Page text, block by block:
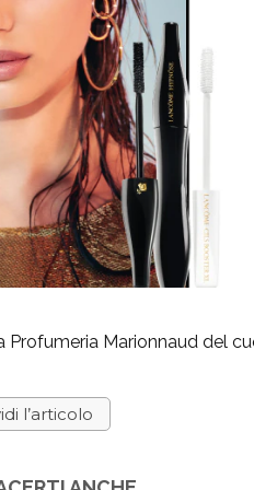
Marionnaud del
l’articolo